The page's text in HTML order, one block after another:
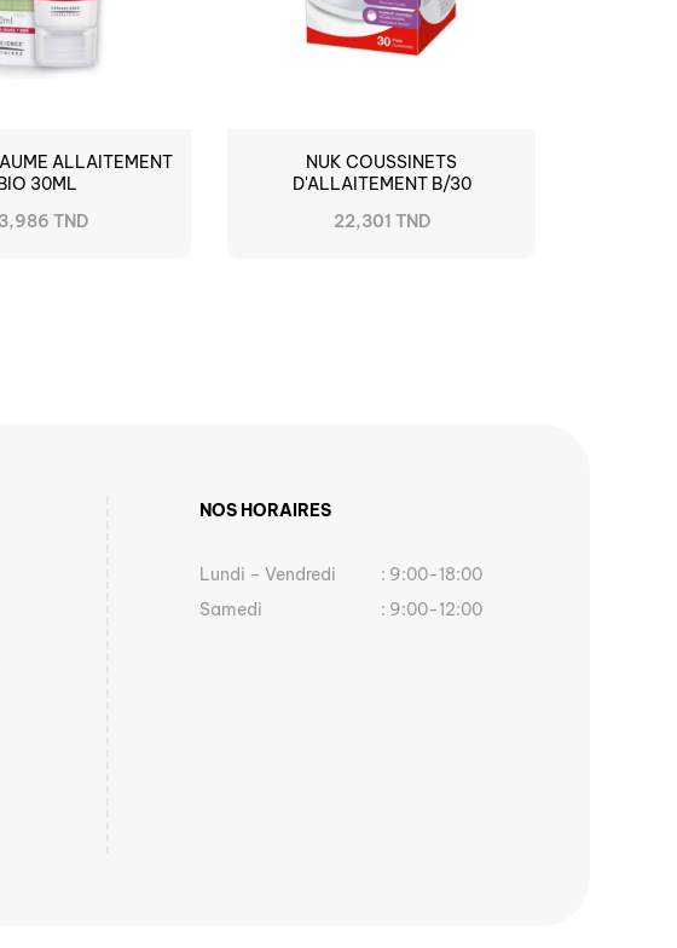
ALLAITEMENT
30ML
TND
NUK COUSSINETS
D'ALLAITEMENT B/30
22,301 TND
NOS HORAIRES
Lundi – Vendredi
: 9:00-18:00
Samedi
: 9:00-12:00